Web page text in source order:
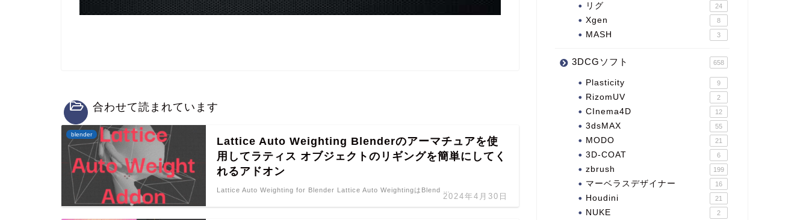
合わせて読まれています
blender
Lattice Auto Weighting Blenderのアーマチュアを使
用してラティス オブジェクトのリギングを簡単にしてく
れるアドオン
2024年4月30日
Lattice Auto Weighting for Blender Lattice Auto WeightingはBlend …
リグ 24
Xgen 8
MASH 3
3DCGソフト 658
Plasticity 9
RizomUV 2
CInema4D 12
3dsMAX 55
MODO 21
3D-COAT 6
zbrush 199
マーベラスデザイナー 16
Houdini 21
NUKE 2